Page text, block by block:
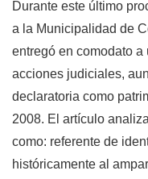
Durante este último
a la Municipalidad de
entregó en comodato
acciones judiciales,
declaratoria como
2008. El artículo
como: referente de
históricamente al